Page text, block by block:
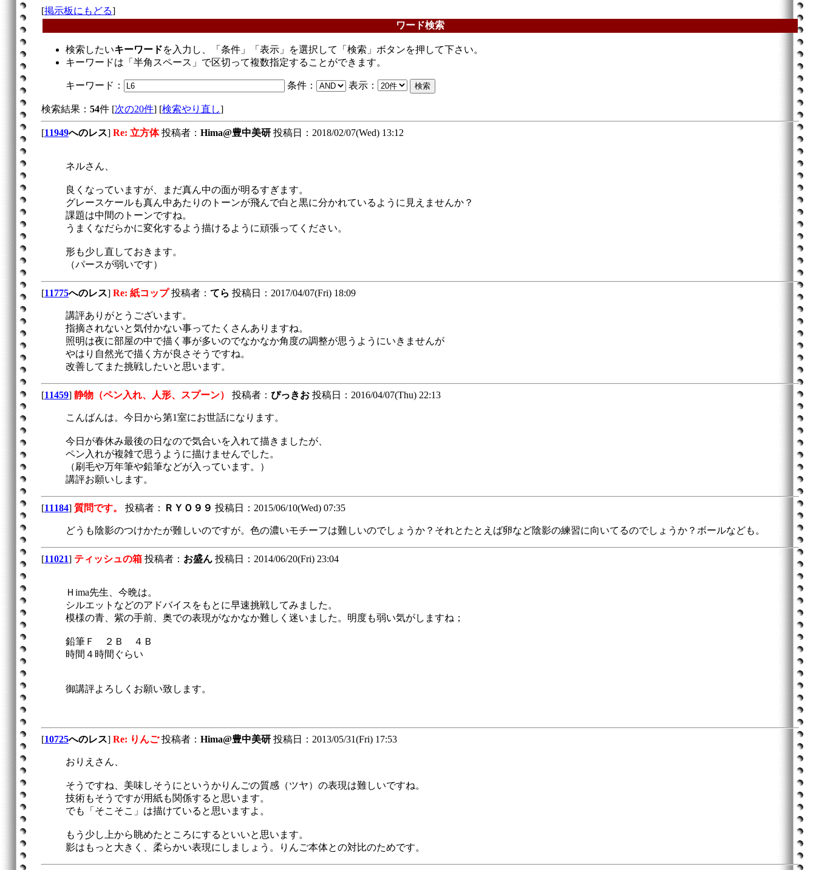
[掲示板にもどる]
ワード検索
検索したいキーワードを入力し、「条件」「表示」を選択して「検索」ボタンを押して下さい。
キーワードは「半角スペース」で区切って複数指定することができます。
キーワード： 条件： 表示：
検索結果： 54件 [次の20件] [検索やり直し]
[11949へのレス] Re: 立方体投稿者： Hima@豊中美研 投稿日：2018/02/07(Wed) 13:12
ネルさん、
良くなっていますが、まだ真ん中の面が明るすぎます。
グレースケールも真ん中あたりのトーンが飛んで白と黒に分かれているように見えませんか？
課題は中間のトーンですね。
うまくなだらかに変化するよう描けるように頑張ってください。
形も少し直しておきます。
（パースが弱いです）
[11775へのレス] Re: 紙コップ投稿者： てら 投稿日：2017/04/07(Fri) 18:09
講評ありがとうございます。
指摘されないと気付かない事ってたくさんありますね。
照明は夜に部屋の中で描く事が多いのでなかなか角度の調整が思うようにいきませんが
やはり自然光で描く方が良さそうですね。
改善してまた挑戦したいと思います。
[11459] 静物（ペン入れ、人形、スプーン） 投稿者： ぴっきお 投稿日：2016/04/07(Thu) 22:13
こんばんは。今日から第1室にお世話になります。
今日が春休み最後の日なので気合いを入れて描きましたが、
ペン入れが複雑で思うように描けませんでした。
（刷毛や万年筆や鉛筆などが入っています。）
講評お願いします。
[11184] 質問です。 投稿者： ＲＹＯ９９ 投稿日：2015/06/10(Wed) 07:35
どうも陰影のつけかたが難しいのですが。色の濃いモチーフは難しいのでしょうか？それとたとえば卵など陰影の練習に向いてるのでしょうか？ボールなども。
[11021] ティッシュの箱 投稿者： お盛ん 投稿日：2014/06/20(Fri) 23:04
Ｈima先生、今晩は。
シルエットなどのアドバイスをもとに早速挑戦してみました。
模様の青、紫の手前、奥での表現がなかなか難しく迷いました。明度も弱い気がしますね；
鉛筆Ｆ ２Ｂ ４Ｂ
時間４時間ぐらい
御講評よろしくお願い致します。
[10725へのレス] Re: りんご投稿者： Hima@豊中美研 投稿日：2013/05/31(Fri) 17:53
おりえさん、
そうですね、美味しそうにというかりんごの質感（ツヤ）の表現は難しいですね。
技術もそうですが用紙も関係すると思います。
でも「そこそこ」は描けていると思いますよ。
もう少し上から眺めたところにするといいと思います。
影はもっと大きく、柔らかい表現にしましょう。りんご本体との対比のためです。